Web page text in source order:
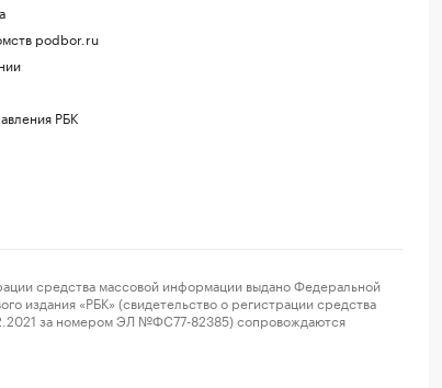
podbor.ru
РБК
средства массовой информации выдано Федеральной
издания «РБК» (свидетельство о регистрации средства
за номером ЭЛ №ФС77-82385) сопровождаются